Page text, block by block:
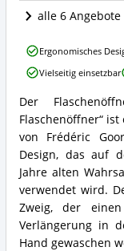
dieser
Flaschenöffner
alle 6 Angebote
Alessi
FGO06
Virgula
Divina
Flaschenöffner
Zusammenfassung:
Was
bietet
dieser
Flaschenöffner?
Der
Flaschenöffner“
von Frédéric
Design, das auf
Jahre alten
verwendet wird.
Zweig, der
Verlängerung in
Hand gewaschen
Alessi
FGO06
Virgula
Flaschenöffner
Vorteile:
Was
spricht
für
diesen
Flaschenöffner?
Ergonomisches
Vielseitig einsetzbar